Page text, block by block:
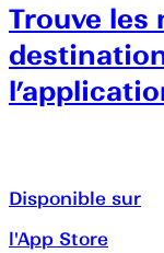
Trouve les
Disponible sur
l'App Store